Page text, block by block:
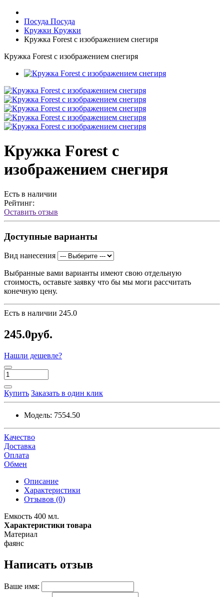
Посуда Посуда
Кружки Кружки
Кружка Forest с изображением снегиря
Кружка Forest с изображением снегиря
Кружка Forest с
изображением снегиря
Есть в наличии
Рейтинг:
Оставить отзыв
Доступные варианты
Вид нанесения
Выбранные вами варианты имеют свою отдельную
стоимость, оставьте заявку что бы мы моги рассчитать
конечную цену.
Есть в наличии 245.0
245.0руб.
Нашли дешевле?
Купить Заказать в один клик
Модель: 7554.50
Качество
Доставка
Оплата
Обмен
Описание
Характеристики
Отзывов (0)
Емкость 400 мл.
Характеристики товара
Материал
фаянс
Написать отзыв
Ваше имя: